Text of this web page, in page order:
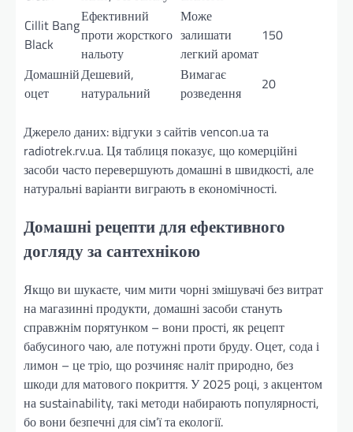
Cillit Bang
Black
Ефективний
проти жорсткого
нальоту
Може
залишати
легкий аромат
150
Домашній
оцет
Дешевий,
натуральний
Вимагає
розведення
20
Джерело даних: відгуки з сайтів vencon.ua та
radiotrek.rv.ua. Ця таблиця показує, що комерційні
засоби часто перевершують домашні в швидкості, але
натуральні варіанти виграють в економічності.
Домашні рецепти для ефективного
догляду за сантехнікою
Якщо ви шукаєте, чим мити чорні змішувачі без витрат
на магазинні продукти, домашні засоби стануть
справжнім порятунком – вони прості, як рецепт
бабусиного чаю, але потужні проти бруду. Оцет, сода і
лимон – це тріо, що розчиняє наліт природно, без
шкоди для матового покриття. У 2025 році, з акцентом
на sustainability, такі методи набирають популярності,
бо вони безпечні для сім’ї та екології.